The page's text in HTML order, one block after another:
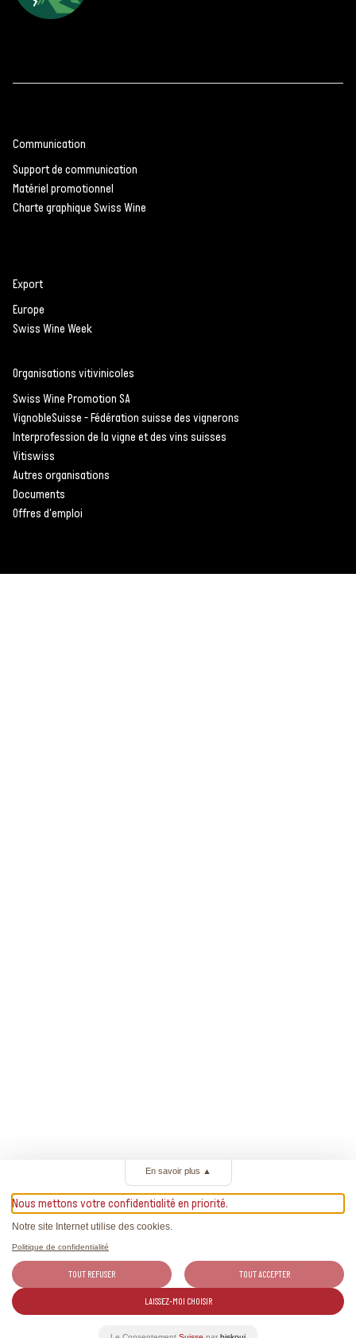
Communication
Support de communication
Matériel promotionnel
Charte graphique Swiss Wine
Export
Europe
Swiss Wine Week
Organisations vitivinicoles
Swiss Wine Promotion SA
VignobleSuisse - Fédération suisse des vignerons
Interprofession de la vigne et des vins suisses
Vitiswiss
Autres organisations
Documents
Offres d'emploi
En savoir plus ▲
Nous mettons votre confidentialité en priorité.
Notre site Internet utilise des cookies.
Politique de confidentialité
TOUT REFUSER TOUT ACCEPTER
LAISSEZ-MOI CHOISIR